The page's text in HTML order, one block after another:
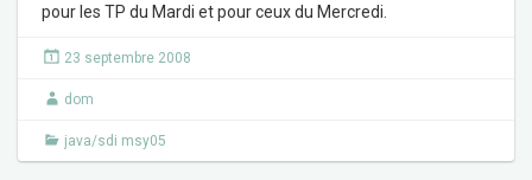
pour les TP du Mardi et pour ceux du Mercredi.
23 septembre 2008
dom
java/sdi msy05